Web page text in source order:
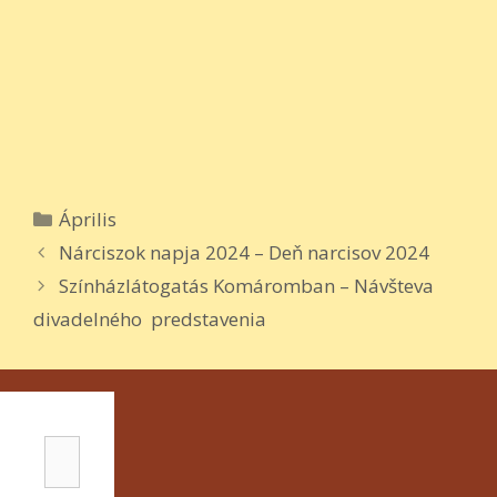
Kategória
Április
Bejegyzés
navigáció
Nárciszok napja 2024 – Deň narcisov 2024
Színházlátogatás Komáromban – Návšteva
divadelného predstavenia